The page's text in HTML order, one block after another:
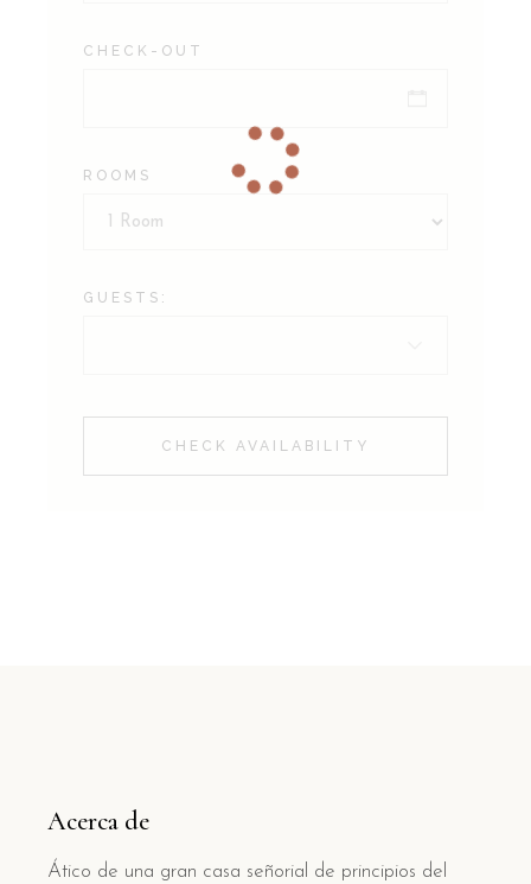
CHECK-OUT
ROOMS
GUESTS:
CHECK AVAILABILITY
Acerca de
Ático de una gran casa señorial de principios del